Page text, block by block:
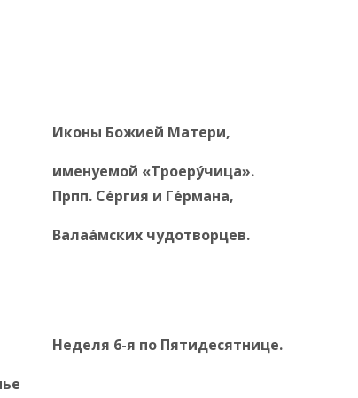
Иконы Божией Матери,
именуемой «Троерýчица».
Прпп. Сéргия и Гéрмана,
Валаáмских чудотворцев.
Неделя 6-я по Пятидесятнице.